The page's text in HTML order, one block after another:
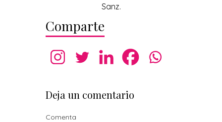
Sanz.
Comparte
Deja un comentario
Comenta